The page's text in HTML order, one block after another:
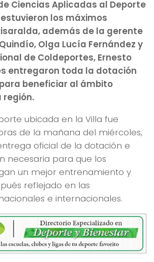
Ciencias Aplicadas al Deporte
los máximos
además de la gerente
Olga Lucía Fernández y
de Coldeportes, Ernesto
entregaron toda la dotación
beneficiar al ámbito
región.
ubicada en la Villa fue
de la mañana del miércoles,
oficial de la dotación e
necesaria para que los
un mejor entrenamiento y
reflejado en las
e internacionales.